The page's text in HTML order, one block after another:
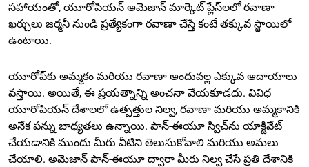
సహాయంతో, యూరోపియన్ అమెజాన్ మార్కెట్ ప్లేస్‌లలో రవాణా
ఖర్చులు జర్మనీ నుండి ప్రత్యేకంగా రవాణా చేస్తే కంటే తక్కువ స్థాయిలో
ఉంటాయి.
యూరోప్‌కు అమ్మకం మరియు రవాణా అందువల్ల ఎక్కువ ఆదాయాలు
వస్తాయి. అయితే, ఈ ప్రయత్నాన్ని అంచనా వేయకూడదు. వివిధ
యూరోపియన్ దేశాలలో ఉత్పత్తుల నిల్వ, రవాణా మరియు అమ్మకానికి
అనేక పన్ను బాధ్యతలు ఉన్నాయి. పాన్-ఈయూ స్విచ్‌ను యాక్టివేట్
చేయడానికి ముందు మీరు వీటిని తెలుసుకోవాలి మరియు అమలు
చేయాలి. అమెజాన్ పాన్-ఈయూ ద్వారా మీరు నిల్వ చేసే ప్రతి దేశానికి